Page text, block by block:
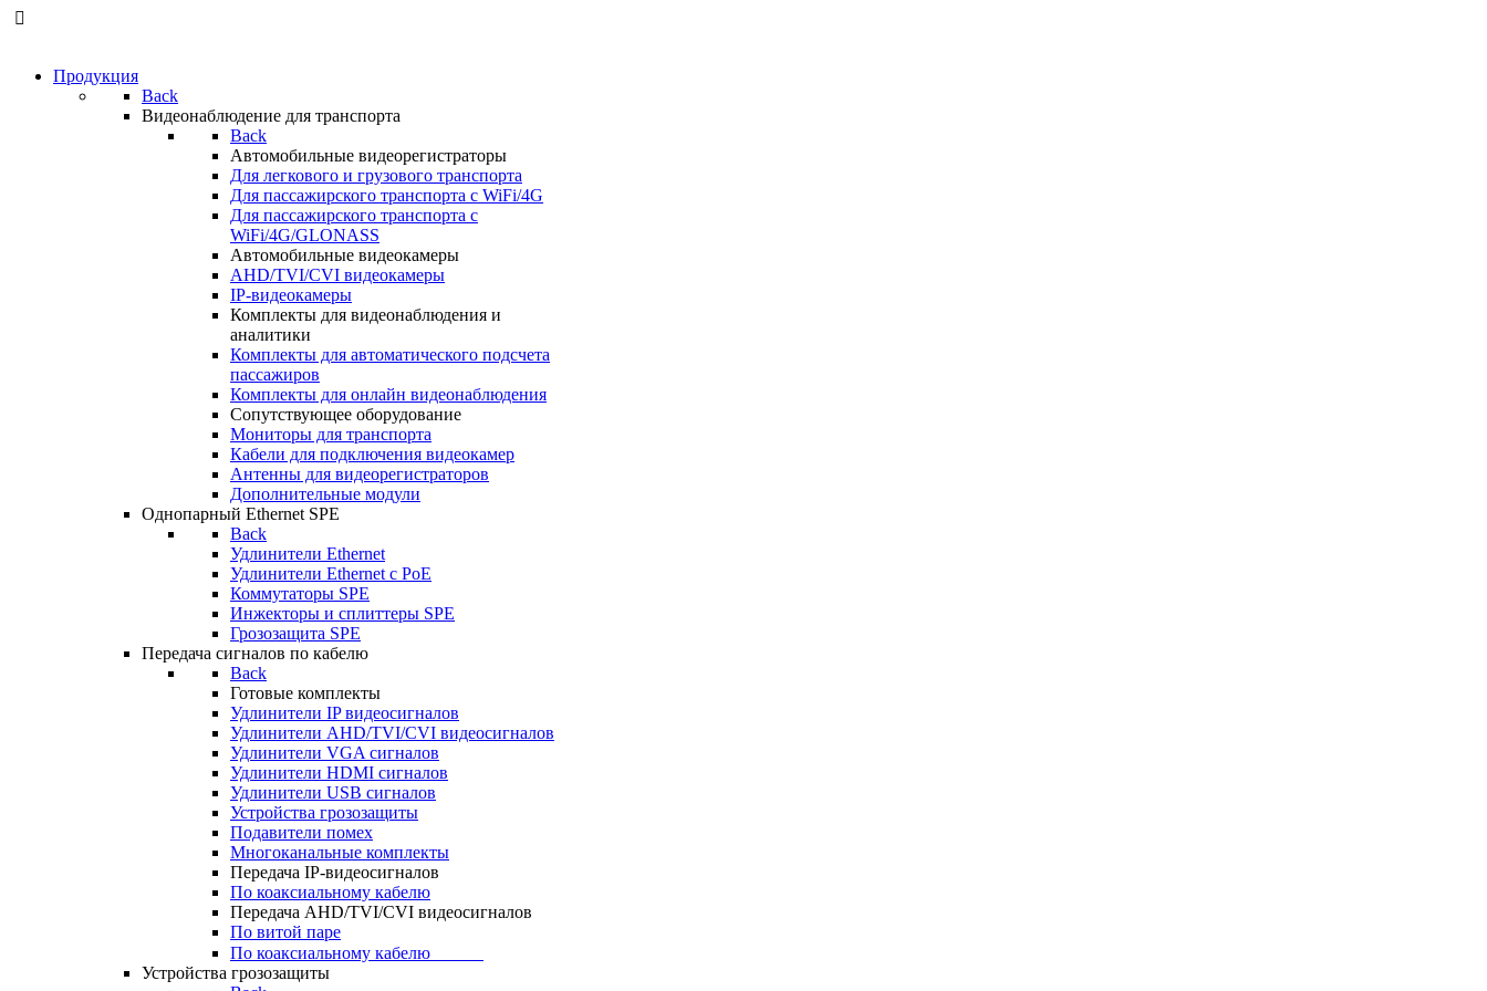
Продукция
Back
Видеонаблюдение для транспорта
Back
Автомобильные видеорегистраторы
Для легкового и грузового транспорта
Для пассажирского транспорта с WiFi/4G
Для пассажирского транспорта с
WiFi/4G/GLONASS
Автомобильные видеокамеры
AHD/TVI/CVI видеокамеры
IP-видеокамеры
Комплекты для видеонаблюдения и
аналитики
Комплекты для автоматического подсчета
пассажиров
Комплекты для онлайн видеонаблюдения
Сопутствующее оборудование
Мониторы для транспорта
Кабели для подключения видеокамер
Антенны для видеорегистраторов
Дополнительные модули
Однопарный Ethernet SPE
Back
Удлинители Ethernet
Удлинители Ethernet c PoE
Коммутаторы SPE
Инжекторы и сплиттеры SPE
Грозозащита SPE
Передача сигналов по кабелю
Back
Готовые комплекты
Удлинители IP видеосигналов
Удлинители AHD/TVI/CVI видеосигналов
Удлинители VGA сигналов
Удлинители HDMI сигналов
Удлинители USB сигналов
Устройства грозозащиты
Подавители помех
Многоканальные комплекты
Передача IP-видеосигналов
По коаксиальному кабелю
Передача AHD/TVI/CVI видеосигналов
По витой паре
По коаксиальному кабелю⠀⠀⠀⠀
Устройства грозозащиты